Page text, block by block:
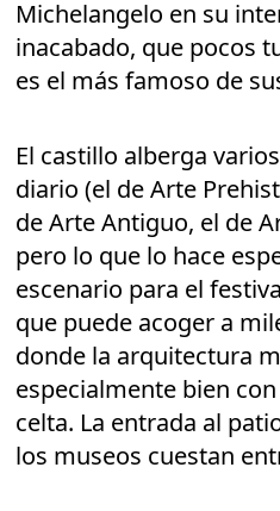
Michelangelo en su
inacabado, que pocos
es el más famoso de
El castillo alberga
diario (el de Arte
de Arte Antiguo, el de
pero lo que lo hace
escenario para el
que puede acoger a
donde la arquitectura
especialmente bien
celta. La entrada al
los museos cuestan